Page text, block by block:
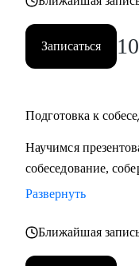
• C-level и Head of
• Стартапам.
Записаться
Подготовка к
Научимся
собеседование,
Развернуть
Ближайшая